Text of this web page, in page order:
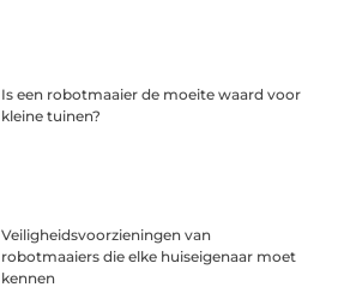
Is een robotmaaier de moeite waard voor
kleine tuinen?
Veiligheidsvoorzieningen van
robotmaaiers die elke huiseigenaar moet
kennen